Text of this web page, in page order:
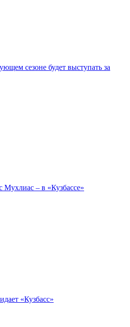
сезоне будет выступать за
– в «Кузбассе»
«Кузбасс»